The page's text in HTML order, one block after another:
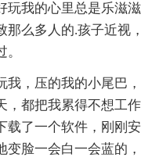
玩我的心里总是乐滋滋
么多人的.孩子近视，
，压的我的小尾巴，
，都把我累得不想工作
载了一个软件，刚刚安
脸一会白一会蓝的，